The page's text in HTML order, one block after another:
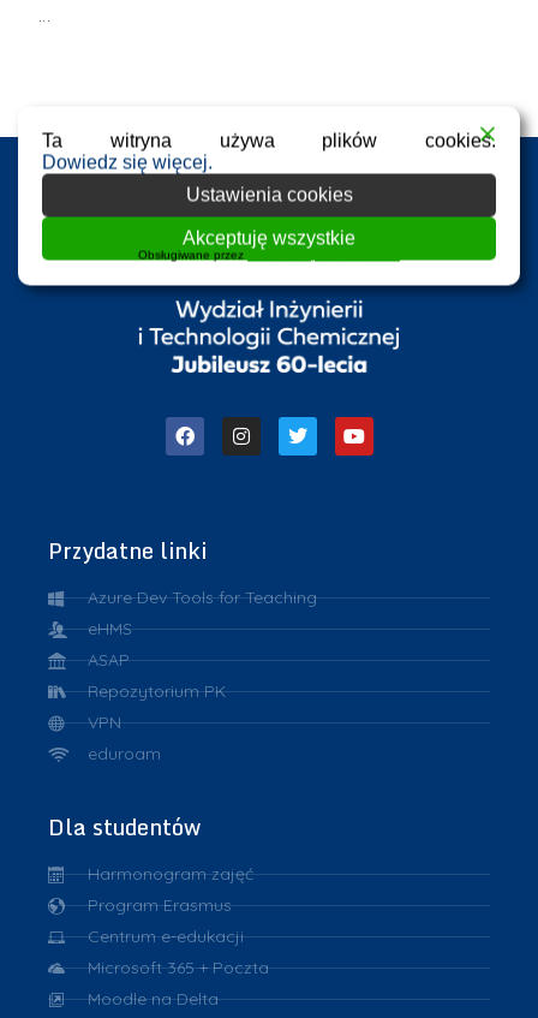
…
Przydatne linki
Azure Dev Tools for Teaching
eHMS
ASAP
Repozytorium PK
VPN
eduroam
Dla studentów
Harmonogram zajęć
Program Erasmus
Centrum e-edukacji
Microsoft 365 + Poczta
Moodle na Delta
Ta witryna używa plików cookies.
Dowiedz się więcej.
Ustawienia cookies
Akceptuję wszystkie
Obsługiwane przez